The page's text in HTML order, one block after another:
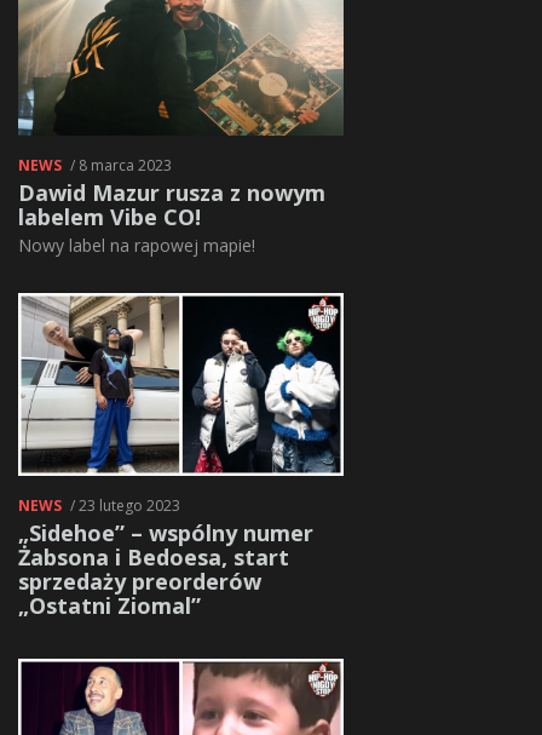
NEWS / 8 marca 2023
Dawid Mazur rusza z nowym
labelem Vibe CO!
Nowy label na rapowej mapie!
NEWS / 23 lutego 2023
„Sidehoe” – wspólny numer
Żabsona i Bedoesa, start
sprzedaży preorderów
„Ostatni Ziomal”